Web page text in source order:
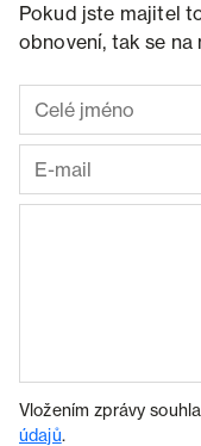
Pokud jste majitel
obnovení, tak se
Vložením zprávy
údajů.